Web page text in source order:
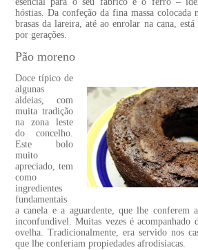
hóstias. Da confeção da fina massa colocada
brasas da lareira, até ao enrolar na cana,
por gerações.
Pão moreno
Doce típico de
algunas
aldeias, com
muita tradição
na zona leste
do concelho.
Este bolo
muito
apreciado, tem
como
ingredientes
fundamentais
a canela e a aguardente, que lhe conferem
inconfundivel. Muitas vezes é acompanhado
ovelha. Tradicionalmente, era servido nos
que lhe conferiam propiedades afrodisiacas.